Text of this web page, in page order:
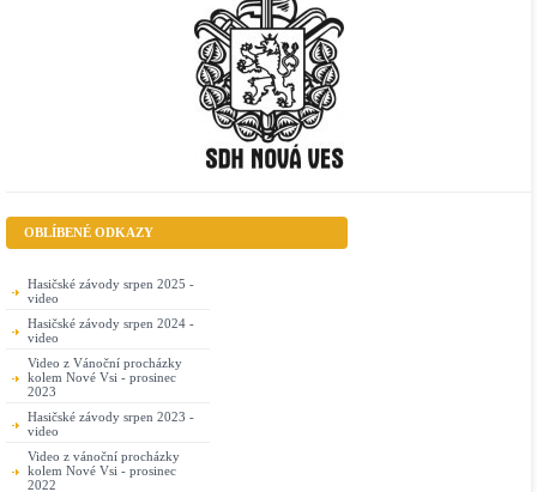
OBLÍBENÉ ODKAZY
Hasičské závody srpen 2025 -
video
Hasičské závody srpen 2024 -
video
Video z Vánoční procházky
kolem Nové Vsi - prosinec
2023
Hasičské závody srpen 2023 -
video
Video z vánoční procházky
kolem Nové Vsi - prosinec
2022